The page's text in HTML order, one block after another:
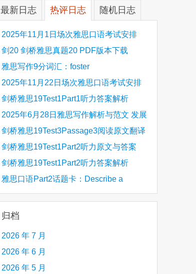
最新日志 热评日志 随机日志
2025年11月1日场次雅思口语考试安排
剑20 剑桥雅思真题20 PDF版本下载
雅思写作9分词汇：foster
2025年11月22日场次雅思口语考试安排
剑桥雅思19Test1Part1听力答案解析
Hinchingbrooke Country Park
2025年6月28日雅思写作解析与范文 发展
旅游业 手把手带你写高分范文
剑桥雅思19Test3Passage3阅读原文翻译
Is the era of artificial speech translation
upon us 人工智能语言翻译
剑桥雅思19Test1Part2听力原文与答案
Stanthorpe Twinning Association
剑桥雅思19Test1Part2听力答案解析
Stanthorpe Twinning Association
雅思口语Part2话题卡：Describe a
creative person (e.g. an artist, a musician,
etc.) you admire 钦佩的有创造力的人
归档
2026 年 7 月
2026 年 6 月
2026 年 5 月